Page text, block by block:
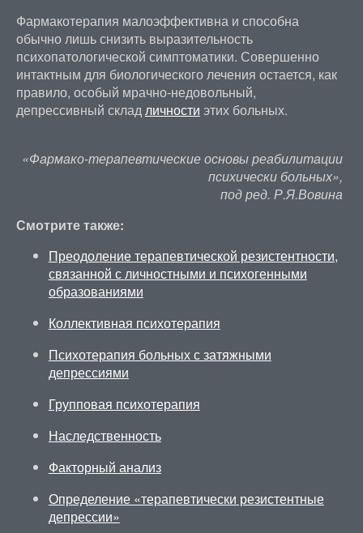
Фармакотерапия малоэффективна и способна
обычно лишь снизить выразительность
психопатологической симптоматики. Совершенно
интактным для биологического лечения остается, как
правило, особый мрачно-недовольный,
депрессивный складличности этих больных.
«Фармако-терапевтические основы реабилитации
психически больных»,
под ред. Р.Я.Вовина
Смотрите также:
Преодоление терапевтической резистентности,
связанной с личностными и психогенными
образованиями
Коллективная психотерапия
Психотерапия больных с затяжными
депрессиями
Групповая психотерапия
Наследственность
Факторный анализ
Определение «терапевтически резистентные
депрессии»